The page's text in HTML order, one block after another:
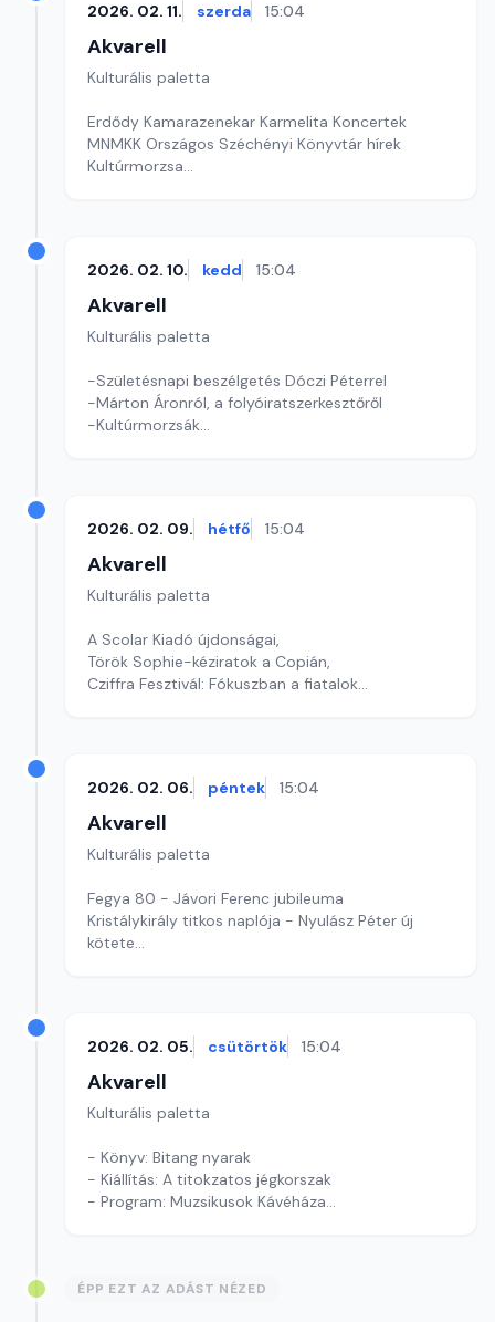
2026. 02. 11. szerda 15:04
Akvarell
Kulturális paletta
Erdődy Kamarazenekar Karmelita Koncertek
MNMKK Országos Széchényi Könyvtár hírek
Kultúrmorzsa
2026. 02. 10. kedd 15:04
Akvarell
Kulturális paletta
-Születésnapi beszélgetés Dóczi Péterrel
-Márton Áronról, a folyóiratszerkesztőről
-Kultúrmorzsák
2026. 02. 09. hétfő 15:04
Akvarell
Kulturális paletta
A Scolar Kiadó újdonságai,
Török Sophie-kéziratok a Copián,
Cziffra Fesztivál: Fókuszban a fiatalok
2026. 02. 06. péntek 15:04
Akvarell
Kulturális paletta
Fegya 80 - Jávori Ferenc jubileuma
Kristálykirály titkos naplója - Nyulász Péter új
kötete
2026. 02. 05. csütörtök 15:04
Akvarell
Kulturális paletta
- Könyv: Bitang nyarak
- Kiállítás: A titokzatos jégkorszak
- Program: Muzsikusok Kávéháza
ÉPP EZT AZ ADÁST NÉZED